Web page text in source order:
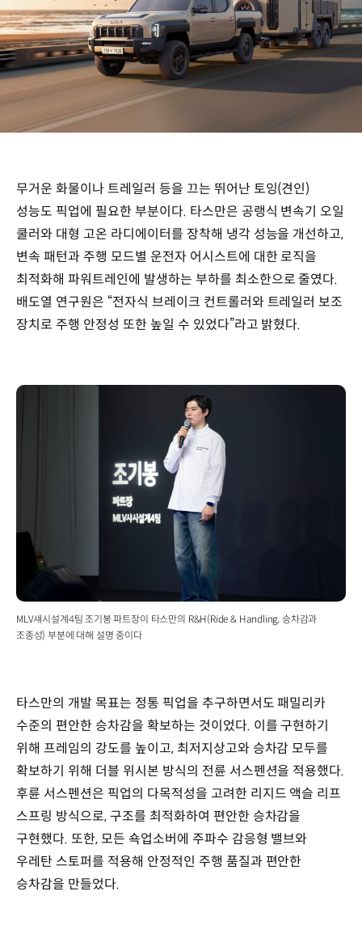
무거운 화물이나 트레일러 등을 끄는 뛰어난 토잉(견인)
성능도 픽업에 필요한 부분이다. 타스만은 공랭식 변속기 오일
쿨러와 대형 고온 라디에이터를 장착해 냉각 성능을 개선하고,
변속 패턴과 주행 모드별 운전자 어시스트에 대한 로직을
최적화해 파워트레인에 발생하는 부하를 최소한으로 줄였다.
배도열 연구원은 “전자식 브레이크 컨트롤러와 트레일러 보조
장치로 주행 안정성 또한 높일 수 있었다”라고 밝혔다.
MLV섀시설계4팀 조기봉 파트장이 타스만의 R&H(Ride & Handling, 승차감과
조종성) 부분에 대해 설명 중이다
타스만의 개발 목표는 정통 픽업을 추구하면서도 패밀리카
수준의 편안한 승차감을 확보하는 것이었다. 이를 구현하기
위해 프레임의 강도를 높이고, 최저지상고와 승차감 모두를
확보하기 위해 더블 위시본 방식의 전륜 서스펜션을 적용했다.
후륜 서스펜션은 픽업의 다목적성을 고려한 리지드 액슬 리프
스프링 방식으로, 구조를 최적화하여 편안한 승차감을
구현했다. 또한, 모든 쇽업소버에 주파수 감응형 밸브와
우레탄 스토퍼를 적용해 안정적인 주행 품질과 편안한
승차감을 만들었다.